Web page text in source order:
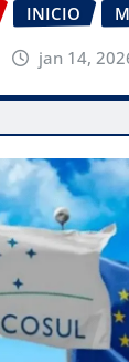
INICIO
jan 14,